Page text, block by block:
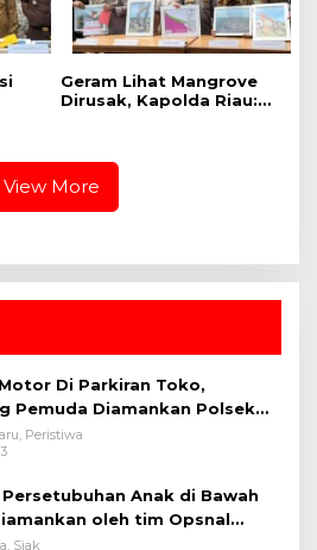
Geram Lihat Mangrove
Dirusak, Kapolda Riau:
View More
Di Parkiran Toko,
Pemuda Diamankan Polsek
Peristiwa
Anak di Bawah
oleh tim Opsnal
Polres Siak-Polda Riau
Siak